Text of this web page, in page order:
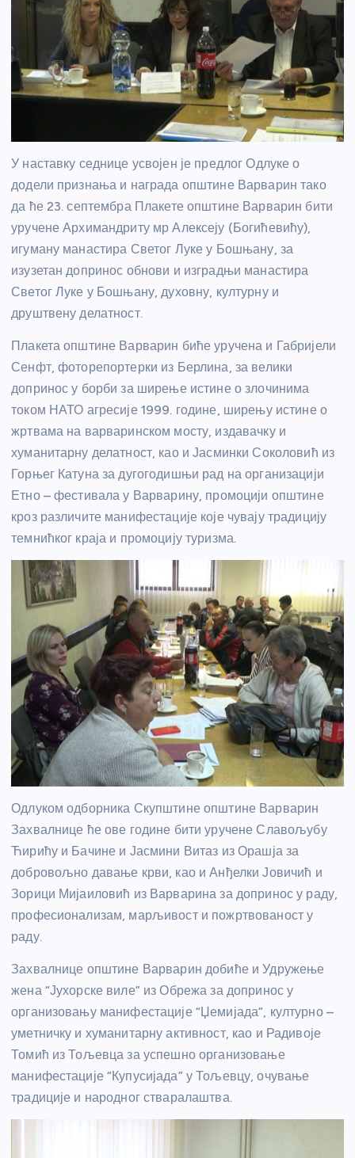
У наставку седнице усвојен је предлог Одлуке о
додели признања и награда општине Варварин тако
да ће 23. септембра Плакете општине Варварин бити
уручене Архимандриту мр Алексеју (Богићевићу),
игуману манастира Светог Луке у Бошњану, за
изузетан допринос обнови и изградњи манастира
Светог Луке у Бошњану, духовну, културну и
друштвену делатност.
Плакета општине Варварин биће уручена и Габријели
Сенфт, фоторепортерки из Берлина, за велики
допринос у борби за ширење истине о злочинима
током НАТО агресије 1999. године, ширењу истине о
жртвама на варваринском мосту, издавачку и
хуманитарну делатност, као и Јасминки Соколовић из
Горњег Катуна за дугогодишњи рад на организацији
Етно – фестивала у Варварину, промоцији општине
кроз различите манифестације које чувају традицију
темнићког краја и промоцију туризма.
Одлуком одборника Скупштине општине Варварин
Захвалнице ће ове године бити уручене Славољубу
Ћирићу и Бачине и Јасмини Витаз из Орашја за
добровољно давање крви, као и Анђелки Јовичић и
Зорици Мијаиловић из Варварина за допринос у раду,
професионализам, марљивост и пожртвованост у
раду.
Захвалнице општине Варварин добиће и Удружење
жена “Јухорске виле” из Обрежа за допринос у
организовању манифестације “Џемијада”, културно –
уметничку и хуманитарну активност, као и Радивоје
Томић из Тољевца за успешно организовање
манифестације “Купусијада” у Тољевцу, очување
традиције и народног стваралаштва.